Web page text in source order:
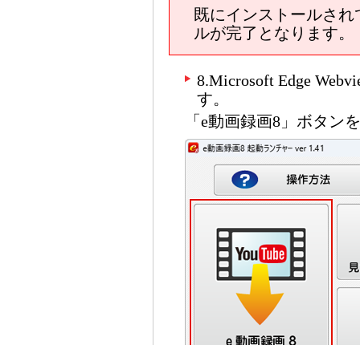
既にインストールさ
ルが完了となります。
8.Microsoft Edge
す。
「e動画録画8」ボタン